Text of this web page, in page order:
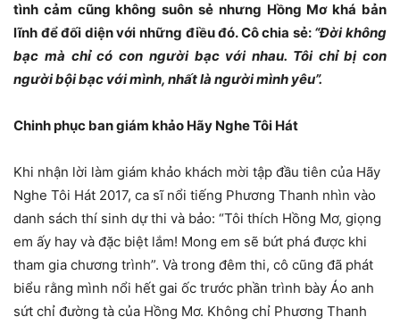
tình cảm cũng không suôn sẻ nhưng Hồng Mơ khá bản
lĩnh để đối diện với những điều đó. Cô chia sẻ: “Đời không
bạc mà chỉ có con người bạc với nhau. Tôi chỉ bị con
người bội bạc với mình, nhất là người mình yêu”.
Chinh phục ban giám khảo Hãy Nghe Tôi Hát
Khi nhận lời làm giám khảo khách mời tập đầu tiên của Hãy
Nghe Tôi Hát 2017, ca sĩ nổi tiếng Phương Thanh nhìn vào
danh sách thí sinh dự thi và bảo: “Tôi thích Hồng Mơ, giọng
em ấy hay và đặc biệt lắm! Mong em sẽ bứt phá được khi
tham gia chương trình”. Và trong đêm thi, cô cũng đã phát
biểu rằng mình nổi hết gai ốc trước phần trình bày Áo anh
sứt chỉ đường tà của Hồng Mơ. Không chỉ Phương Thanh